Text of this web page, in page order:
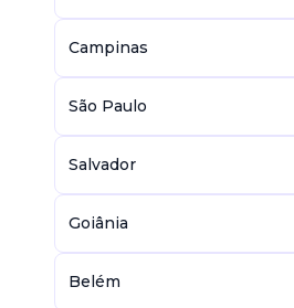
Campinas
São Paulo
Salvador
Goiânia
Belém